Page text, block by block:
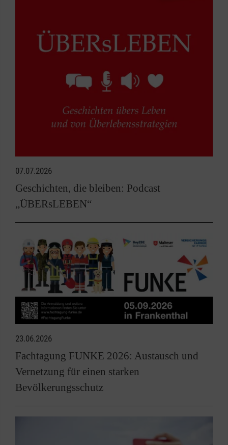
07.07.2026
Geschichten, die bleiben: Podcast
„ÜBERsLEBEN“
23.06.2026
Fachtagung FUNKE 2026: Austausch und
Vernetzung für einen starken
Bevölkerungsschutz